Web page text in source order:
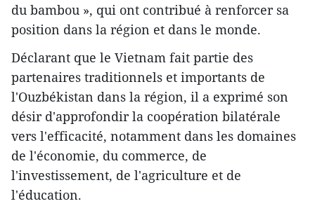
du bambou », qui ont contribué à renforcer sa
position dans la région et dans le monde.
Déclarant que le Vietnam fait partie des
partenaires traditionnels et importants de
l'Ouzbékistan dans la région, il a exprimé son
désir d'approfondir la coopération bilatérale
vers l'efficacité, notamment dans les domaines
de l'économie, du commerce, de
l'investissement, de l'agriculture et de
l'éducation.